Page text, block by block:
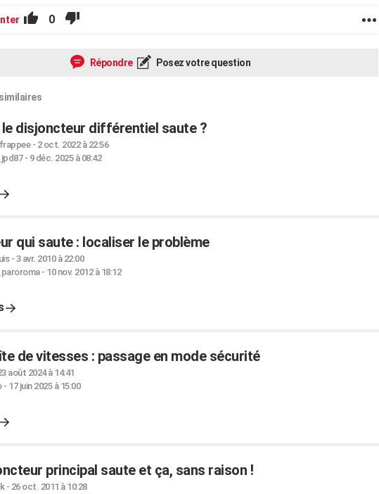
0
Répondre Posez votre question
disjoncteur différentiel saute ?
- 2 oct. 2022 à 22:56
- 9 déc. 2025 à 08:42
qui saute : localiser le problème
- 3 avr. 2010 à 22:00
- 10 nov. 2012 à 18:12
de vitesses : passage en mode sécurité
août 2024 à 14:41
- 17 juin 2025 à 15:00
principal saute et ça, sans raison !
- 26 oct. 2011 à 10:28